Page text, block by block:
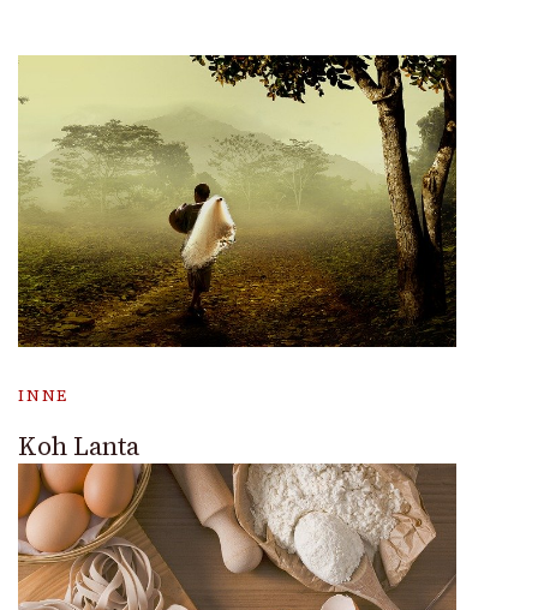
INNE
Koh Lanta